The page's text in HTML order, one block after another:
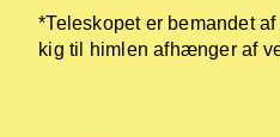
*Teleskopet er bemandet
kig til himlen afhænger af